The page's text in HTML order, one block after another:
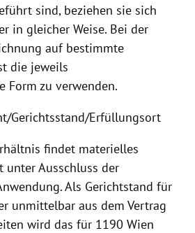
sind, beziehen sie sich
in gleicher Weise. Bei der
auf bestimmte
die jeweils
Form zu verwenden.
Gerichtsstand/Erfüllungsort
findet materielles
unter Ausschluss der
. Als Gerichtstand für
unmittelbar aus dem Vertrag
wird das für 1190 Wien